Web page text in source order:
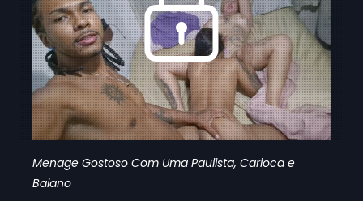
Menage Gostoso Com Uma Paulista, Carioca e
Baiano